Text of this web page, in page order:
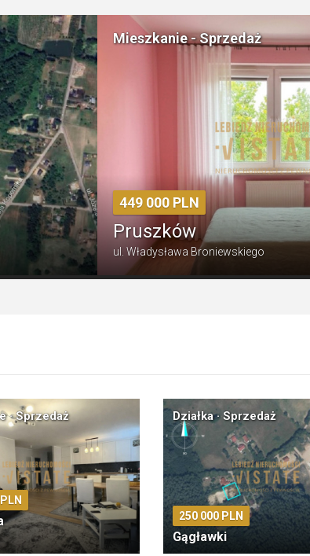
Dom - Sprzedaż
580 000 PLN
Gągławki
· Sprzedaż Działka · Sprzedaż
250 000 PLN
Gągławki